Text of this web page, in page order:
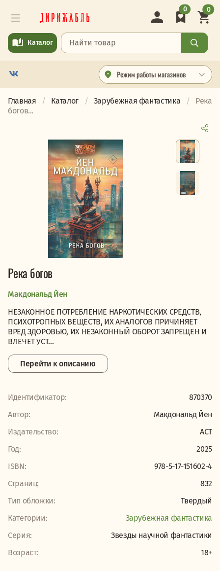
Режим работы магазинов
Каталог
0 0
Главная Каталог Зарубежная фантастика
Река
богов...
Река богов
Макдональд Йен
НЕЗАКОННОЕ ПОТРЕБЛЕНИЕ НАРКОТИЧЕСКИХ СРЕДСТВ,
ПСИХОТРОПНЫХ ВЕЩЕСТВ, ИХ АНАЛОГОВ ПРИЧИНЯЕТ
ВРЕД ЗДОРОВЬЮ, ИХ НЕЗАКОННЫЙ ОБОРОТ ЗАПРЕЩЕН И
ВЛЕЧЕТ УСТ...
Перейти к описанию
Идентификатор:
870370
Автор:
Макдональд Йен
Издательство:
АСТ
Год:
2025
ISBN:
978-5-17-151602-4
Страниц:
832
Тип обложки:
Твердый
Категории:
Зарубежная фантастика
Серия:
Звезды научной фантастики
Возраст:
18+